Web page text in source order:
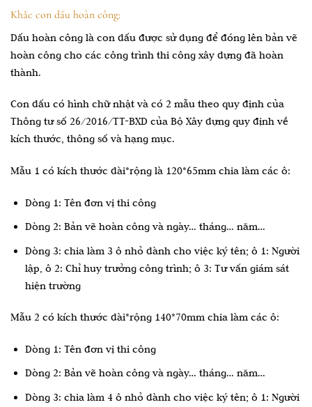
Khắc con dấu hoàn công:
Dấu hoàn công là con dấu được sử dụng để đóng lên bản vẽ
hoàn công cho các công trình thi công xây dựng đã hoàn
thành.
Con dấu có hình chữ nhật và có 2 mẫu theo quy định của
Thông tư số 26/2016/TT-BXD của Bộ Xây dựng quy định về
kích thước, thông số và hạng mục.
Mẫu 1 có kích thước dài*rộng là 120*65mm chia làm các ô:
Dòng 1: Tên đơn vị thi công
Dòng 2: Bản vẽ hoàn công và ngày… tháng… năm…
Dòng 3: chia làm 3 ô nhỏ dành cho việc ký tên; ô 1: Người
lập, ô 2: Chỉ huy trưởng công trình; ô 3: Tư vấn giám sát
hiện trường
Mẫu 2 có kích thước dài*rộng 140*70mm chia làm các ô:
Dòng 1: Tên đơn vị thi công
Dòng 2: Bản vẽ hoàn công và ngày… tháng… năm…
Dòng 3: chia làm 4 ô nhỏ dành cho việc ký tên; ô 1: Người